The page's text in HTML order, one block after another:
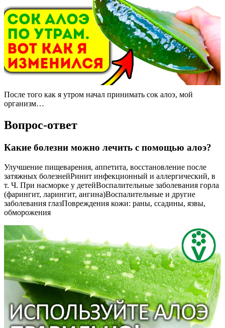
После того как я утром начал принимать сок алоэ, мой
организм…
Вопрос-ответ
Какие болезни можно лечить с помощью алоэ?
Улучшение пищеварения, аппетита, восстановление после
затяжных болезнейРинит инфекционный и аллергический, в
т. Ч. При насморке у детейВоспалительные заболевания горла
(фарингит, ларингит, ангина)Воспалительные и другие
заболевания глазПовреждения кожи: раны, ссадины, язвы,
обморожения